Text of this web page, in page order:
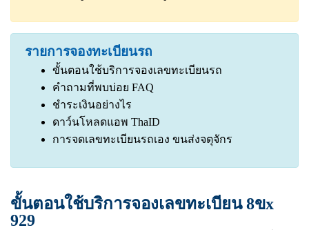
รายการจองทะเบียนรถ
ขั้นตอนใช้บริการจองเลขทะเบียนรถ
คำถามที่พบบ่อย FAQ
ชำระเงินอย่างไร
ดาว์นโหลดแอพ ThaID
การจดเลขทะเบียนรถเอง ขนส่งจตุจักร
ขั้นตอนใช้บริการจองเลขทะเบียน 8ขx
929